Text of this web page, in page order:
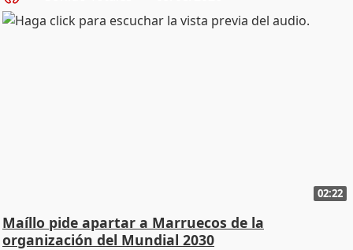
02:22
Maíllo pide apartar a Marruecos de la
organización del Mundial 2030